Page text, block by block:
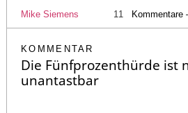
Mike Siemens 11
KOMMENTAR
Die Fünfprozenthürde ist
unantastbar